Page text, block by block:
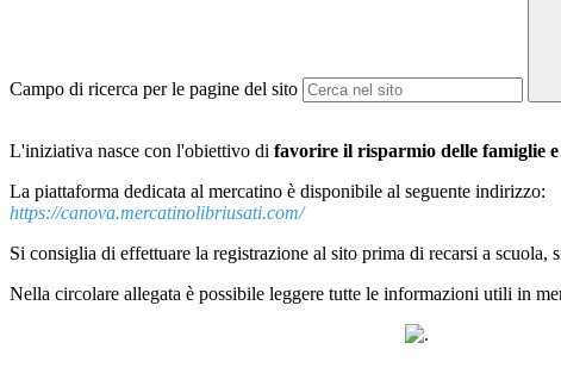
Campo di ricerca per le pagine del sito
L'iniziativa nasce con l'obiettivo di favorire il risparmio delle famiglie
La piattaforma dedicata al mercatino è disponibile al seguente indirizzo:
https://canova.mercatinolibriusati.com/
Si consiglia di effettuare la registrazione al sito prima di recarsi a
Nella circolare allegata è possibile leggere tutte le informazioni utili in